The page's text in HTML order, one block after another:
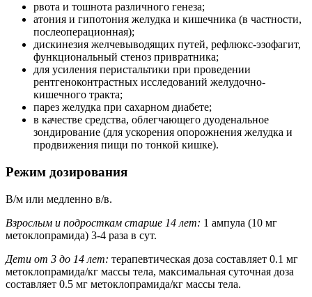
рвота и тошнота различного генеза;
атония и гипотония желудка и кишечника (в частности,
послеоперационная);
дискинезия желчевыводящих путей, рефлюкс-эзофагит,
функциональный стеноз привратника;
для усиления перистальтики при проведении
рентгеноконтрастных исследований желудочно-
кишечного тракта;
парез желудка при сахарном диабете;
в качестве средства, облегчающего дуоденальное
зондирование (для ускорения опорожнения желудка и
продвижения пищи по тонкой кишке).
Режим дозирования
В/м или медленно в/в.
Взрослым и подросткам старше 14 лет: 1 ампула (10 мг
метоклопрамида) 3-4 раза в сут.
Дети от 3 до 14 лет: терапевтическая доза составляет 0.1 мг
метоклопрамида/кг массы тела, максимальная суточная доза
составляет 0.5 мг метоклопрамида/кг массы тела.